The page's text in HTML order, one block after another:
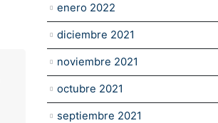
enero 2022
diciembre 2021
noviembre 2021
octubre 2021
septiembre 2021